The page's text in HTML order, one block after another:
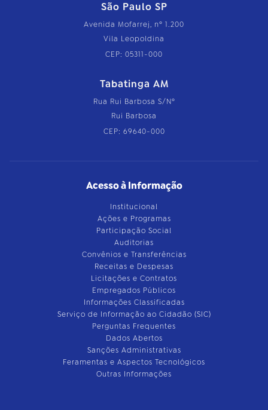
São Paulo SP
Avenida Mofarrej, nº 1.200
Vila Leopoldina
CEP: 05311-000
Tabatinga AM
Rua Rui Barbosa S/Nº
Rui Barbosa
CEP: 69640-000
Acesso à Informação
Institucional
Ações e Programas
Participação Social
Auditorias
Convênios e Transferências
Receitas e Despesas
Licitações e Contratos
Empregados Públicos
Informações Classificadas
Serviço de Informação ao Cidadão (SIC)
Perguntas Frequentes
Dados Abertos
Sanções Administrativas
Feramentas e Aspectos Tecnológicos
Outras Informações